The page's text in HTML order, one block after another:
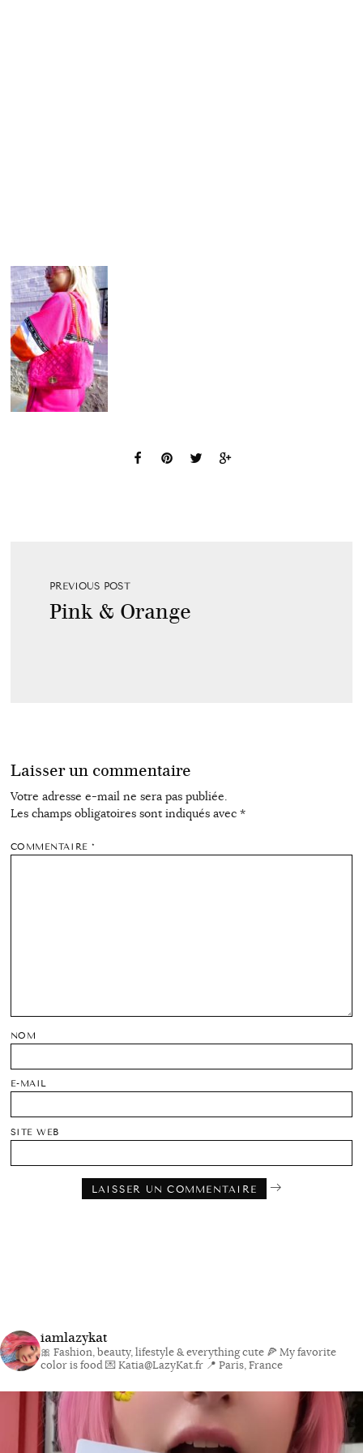
PREVIOUS POST
Pink & Orange
Laisser un commentaire
Votre adresse e-mail ne sera pas publiée.
Les champs obligatoires sont indiqués avec *
COMMENTAIRE*
NOM
E-MAIL
SITE WEB
iamlazykat
🎀 Fashion, beauty, lifestyle & everything cute 🍕 My favorite
color is food💌 Katia@LazyKat.fr 📍 Paris, France